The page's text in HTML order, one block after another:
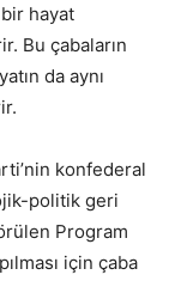
hayat
Bu çabaların
da aynı
konfederal
politik geri
Program
için çaba